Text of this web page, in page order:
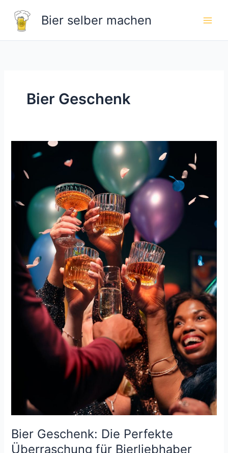
Inhalt
springen
Bier selber machen
Bier Geschenk
Bier Geschenk: Die Perfekte
Überraschung für Bierliebhaber